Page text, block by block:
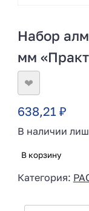
Набор
мм
❤
638,21 ₽
В наличии
В корзину
Категория: